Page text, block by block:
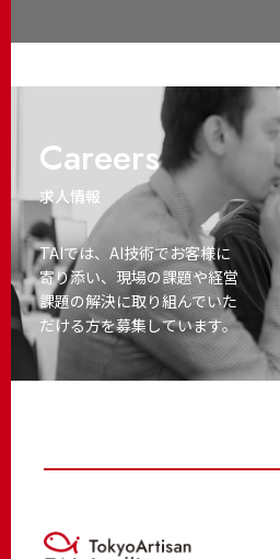
Careers
求人情報
TAIでは、AI技術でお客様に
寄り添い、 現場の課題や経営
課題の解決に取り組んでいた
だける方を募集しています。